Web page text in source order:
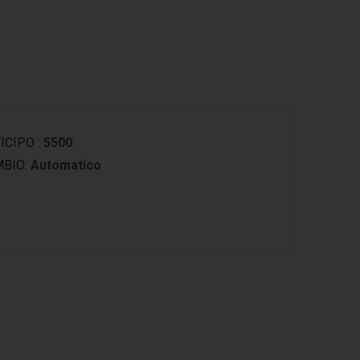
: 5500
Automatico